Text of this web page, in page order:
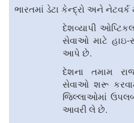
ભારતમાં ડેટા કેન્દ્રો અને નેટવર્ક
દેશવ્યાપી
સેવાઓ માટે હાઇ-
આપે છે.
દેશના તમામ
સેવાઓ શરૂ
જિલ્લાઓમાં
આવરી લે છે.